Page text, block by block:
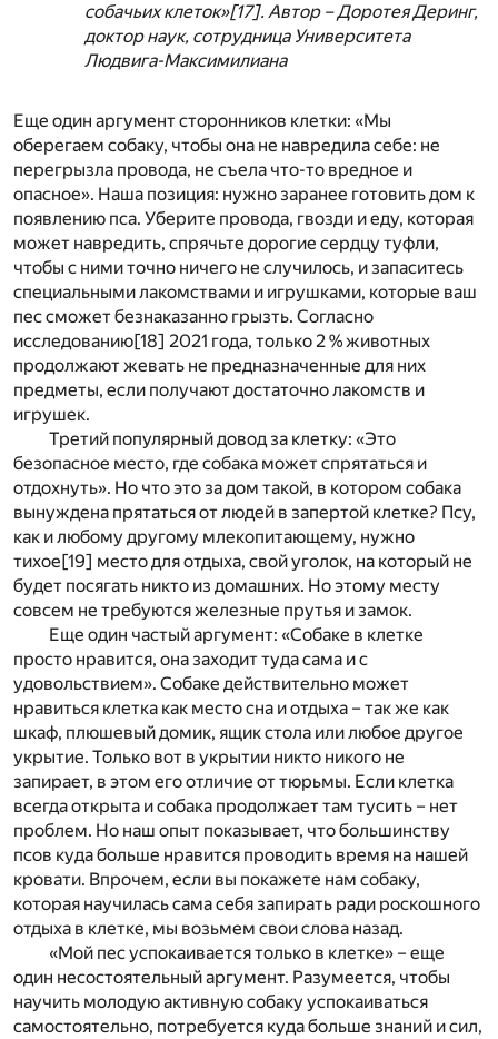
собачьих клеток»[17]. Автор – Доротея Деринг,
доктор наук, сотрудница Университета
Людвига-Максимилиана
Еще один аргумент сторонников клетки: «Мы
оберегаем собаку, чтобы она не навредила себе: не
перегрызла провода, не съела что-то вредное и
опасное». Наша позиция: нужно заранее готовить дом к
появлению пса. Уберите провода, гвозди и еду, которая
может навредить, спрячьте дорогие сердцу туфли,
чтобы с ними точно ничего не случилось, и запаситесь
специальными лакомствами и игрушками, которые ваш
пес сможет безнаказанно грызть. Согласно
исследованию[18] 2021 года, только 2 % животных
продолжают жевать не предназначенные для них
предметы, если получают достаточно лакомств и
игрушек.
Третий популярный довод за клетку: «Это
безопасное место, где собака может спрятаться и
отдохнуть». Но что это за дом такой, в котором собака
вынуждена прятаться от людей в запертой клетке? Псу,
как и любому другому млекопитающему, нужно
тихое [19] место для отдыха, свой уголок, на который не
будет посягать никто из домашних. Но этому месту
совсем не требуются железные прутья и замок.
Еще один частый аргумент: «Собаке в клетке
просто нравится, она заходит туда сама и с
удовольствием». Собаке действительно может
нравиться клетка как место сна и отдыха – так же как
шкаф, плюшевый домик, ящик стола или любое другое
укрытие. Только вот в укрытии никто никого не
запирает, в этом его отличие от тюрьмы. Если клетка
всегда открыта и собака продолжает там тусить – нет
проблем. Но наш опыт показывает, что большинству
псов куда больше нравится проводить время на нашей
кровати. Впрочем, если вы покажете нам собаку,
которая научилась сама себя запирать ради роскошного
отдыха в клетке, мы возьмем свои слова назад.
«Мой пес успокаивается только в клетке» – еще
один несостоятельный аргумент. Разумеется, чтобы
научить молодую активную собаку успокаиваться
самостоятельно, потребуется куда больше знаний и сил,